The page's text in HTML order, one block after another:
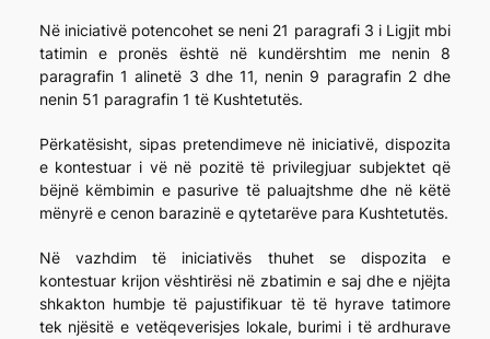
Në iniciativë potencohet se neni 21 paragrafi 3 i Ligjit mbi
tatimin e pronës është në kundërshtim me nenin 8
paragrafin 1 alinetë 3 dhe 11, nenin 9 paragrafin 2 dhe
nenin 51 paragrafin 1 të Kushtetutës.
Përkatësisht, sipas pretendimeve në iniciativë, dispozita
e kontestuar i vë në pozitë të privilegjuar subjektet që
bëjnë këmbimin e pasurive të paluajtshme dhe në këtë
mënyrë e cenon barazinë e qytetarëve para Kushtetutës.
Në vazhdim të iniciativës thuhet se dispozita e
kontestuar krijon vështirësi në zbatimin e saj dhe e njëjta
shkakton humbje të pajustifikuar të të hyrave tatimore
tek njësitë e vetëqeverisjes lokale, burimi i të ardhurave